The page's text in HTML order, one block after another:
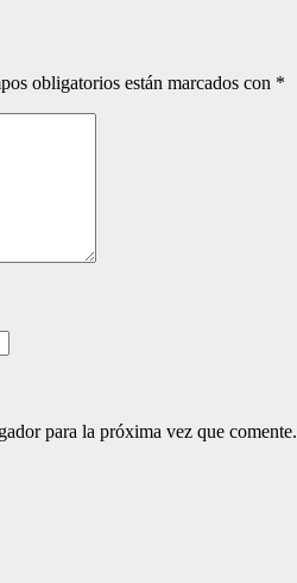
obligatorios están marcados con *
para la próxima vez que comente.